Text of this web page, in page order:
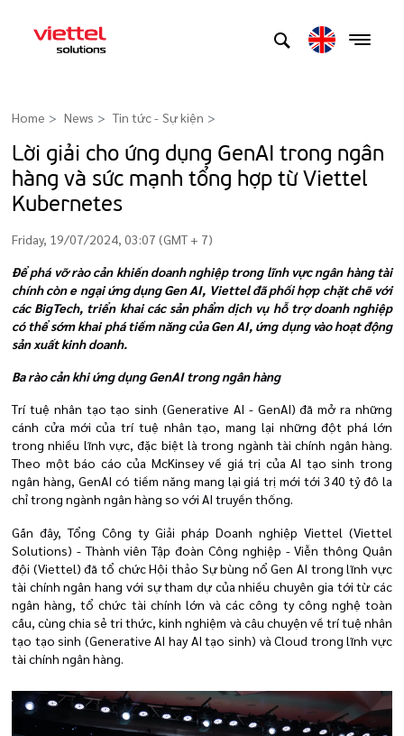
Home News Tin tức - Sự kiện >
Lời giải cho ứng dụng GenAI trong ngân
hàng và sức mạnh tổng hợp từ Viettel
Kubernetes
Friday, 19/07/2024, 03:07 (GMT + 7)
Để phá vỡ rào cản khiến doanh nghiệp trong lĩnh vực ngân hàng tài
chính còn e ngại ứng dụng Gen AI, Viettel đã phối hợp chặt chẽ với
các BigTech, triển khai các sản phẩm dịch vụ hỗ trợ doanh nghiệp
có thể sớm khai phá tiềm năng của Gen AI, ứng dụng vào hoạt động
sản xuất kinh doanh.
Ba rào cản khi ứng dụng GenAI trong ngân hàng
Trí tuệ nhân tạo tạo sinh (Generative AI - GenAI) đã mở ra những
cánh cửa mới của trí tuệ nhân tạo, mang lại những đột phá lớn
trong nhiều lĩnh vực, đặc biệt là trong ngành tài chính ngân hàng.
Theo một báo cáo của McKinsey về giá trị của AI tạo sinh trong
ngân hàng, GenAI có tiềm năng mang lại giá trị mới tới 340 tỷ đô la
chỉ trong ngành ngân hàng so với AI truyền thống.
Gần đây, Tổng Công ty Giải pháp Doanh nghiệp Viettel (Viettel
Solutions) - Thành viên Tập đoàn Công nghiệp - Viễn thông Quân
đội (Viettel) đã tổ chức Hội thảo Sự bùng nổ Gen AI trong lĩnh vực
tài chính ngân hang với sự tham dự của nhiều chuyên gia tới từ các
ngân hàng, tổ chức tài chính lớn và các công ty công nghệ toàn
cầu, cùng chia sẻ tri thức, kinh nghiệm và câu chuyện về trí tuệ nhân
tạo tạo sinh (Generative AI hay AI tạo sinh) và Cloud trong lĩnh vực
tài chính ngân hàng.